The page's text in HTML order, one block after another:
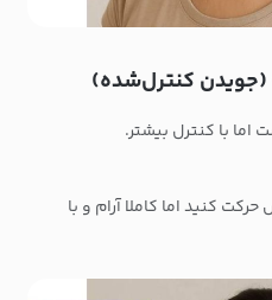
با کنترل بیشتر.
کنید اما کاملا آرام و با